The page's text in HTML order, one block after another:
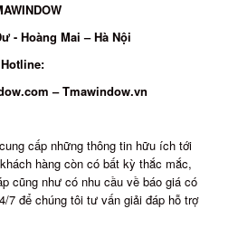
- Hoàng Mai – Hà Nội
Hotline:
– Tmawindow.vn
cấp những thông tin hữu ích tới
hàng còn có bất kỳ thắc mắc,
cũng như có nhu cầu về báo giá có
7 để chúng tôi tư vấn giải đáp hỗ trợ